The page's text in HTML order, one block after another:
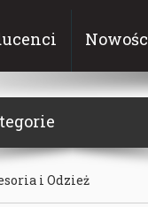
i Odzież